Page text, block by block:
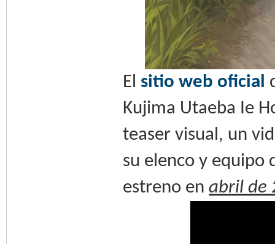
El sitio web oficial
Kujima Utaeba Ie
teaser visual, un
su elenco y equipo
estreno enabril de